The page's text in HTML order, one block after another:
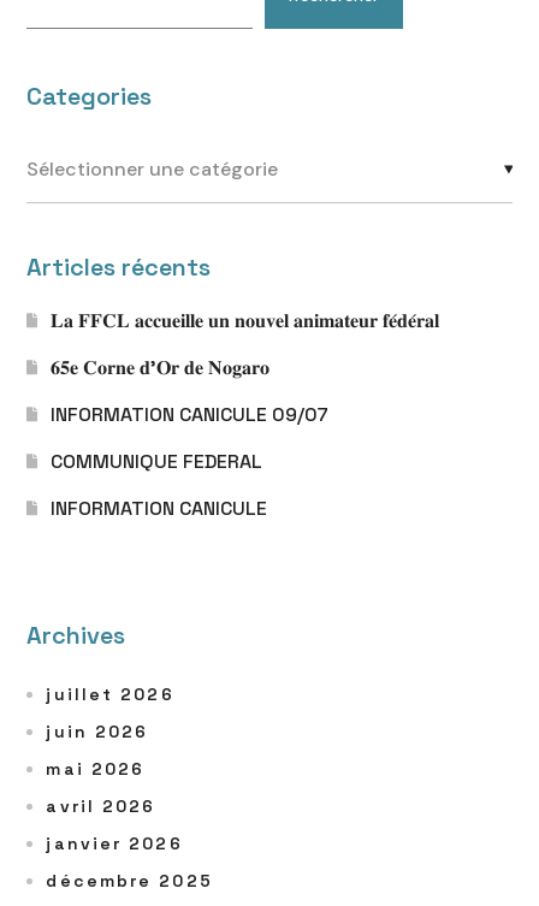
Categories
Articles récents
𝐋𝐚 𝐅𝐅𝐂𝐋 𝐚𝐜𝐜𝐮𝐞𝐢𝐥𝐥𝐞 𝐮𝐧 𝐧𝐨𝐮𝐯𝐞𝐥 𝐚𝐧𝐢𝐦𝐚𝐭𝐞𝐮𝐫 𝐟𝐞́𝐝𝐞́𝐫𝐚𝐥
𝟔𝟓𝐞 𝐂𝐨𝐫𝐧𝐞 𝐝’𝐎𝐫 𝐝𝐞 𝐍𝐨𝐠𝐚𝐫𝐨
INFORMATION CANICULE 09/07
COMMUNIQUE FEDERAL
INFORMATION CANICULE
Archives
juillet 2026
juin 2026
mai 2026
avril 2026
janvier 2026
décembre 2025